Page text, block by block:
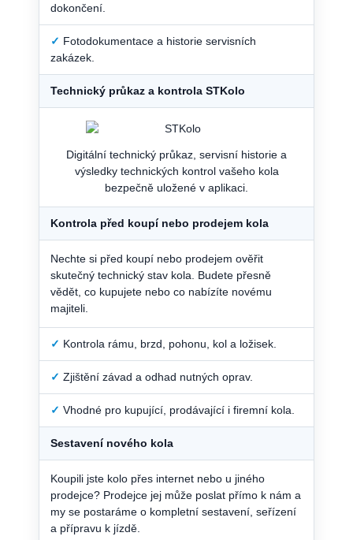
dokončení.
✓ Fotodokumentace a historie servisních
zakázek.
Technický průkaz a kontrola STKolo
Digitální technický průkaz, servisní historie a
výsledky technických kontrol vašeho kola
bezpečně uložené v aplikaci.
Kontrola před koupí nebo prodejem kola
Nechte si před koupí nebo prodejem ověřit
skutečný technický stav kola. Budete přesně
vědět, co kupujete nebo co nabízíte novému
majiteli.
✓ Kontrola rámu, brzd, pohonu, kol a ložisek.
✓ Zjištění závad a odhad nutných oprav.
✓ Vhodné pro kupující, prodávající i firemní kola.
Sestavení nového kola
Koupili jste kolo přes internet nebo u jiného
prodejce? Prodejce jej může poslat přímo k nám a
my se postaráme o kompletní sestavení, seřízení
a přípravu k jízdě.